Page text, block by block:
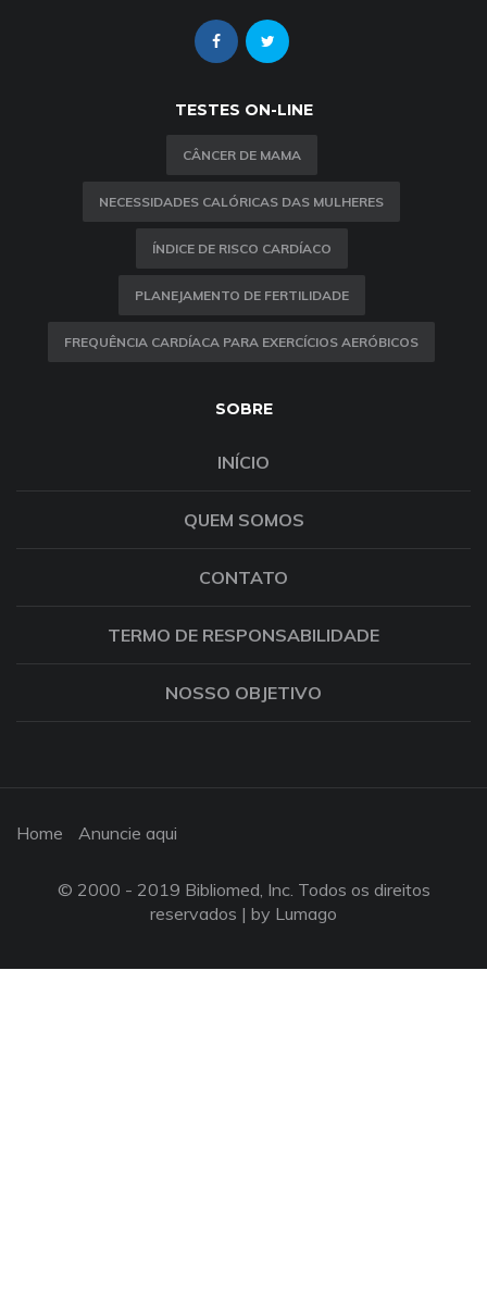
TESTES ON-LINE
CÂNCER DE MAMA
NECESSIDADES CALÓRICAS DAS MULHERES
ÍNDICE DE RISCO CARDÍACO
PLANEJAMENTO DE FERTILIDADE
FREQUÊNCIA CARDÍACA PARA EXERCÍCIOS AERÓBICOS
SOBRE
INÍCIO
QUEM SOMOS
CONTATO
TERMO DE RESPONSABILIDADE
NOSSO OBJETIVO
Home Anuncie aqui
© 2000 - 2019 Bibliomed, Inc. Todos os direitos
reservados | by Lumago